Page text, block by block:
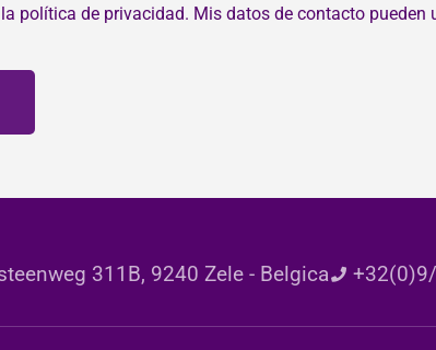
política de privacidad. Mis datos de contacto
311B, 9240 Zele - Belgica